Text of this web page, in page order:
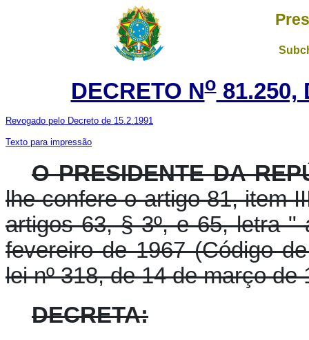
DECRETO No81.250,
Revogado pelo Decreto de 15.2.1991
Texto para impressão
O PRESIDENTE DA
lhe confere o artigo 81, item
artigos 63, § 3º, e 65, letra "
fevereiro de 1967 (Código
lei nº 318, de 14 de março de
DECRETA: